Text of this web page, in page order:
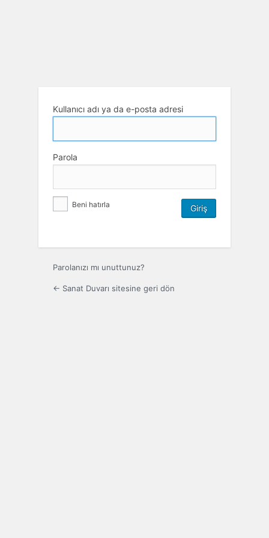
Kullanıcı adı ya da e-posta adresi
Parola
Beni hatırla
Parolanızı mı unuttunuz?
← Sanat Duvarı sitesine geri dön